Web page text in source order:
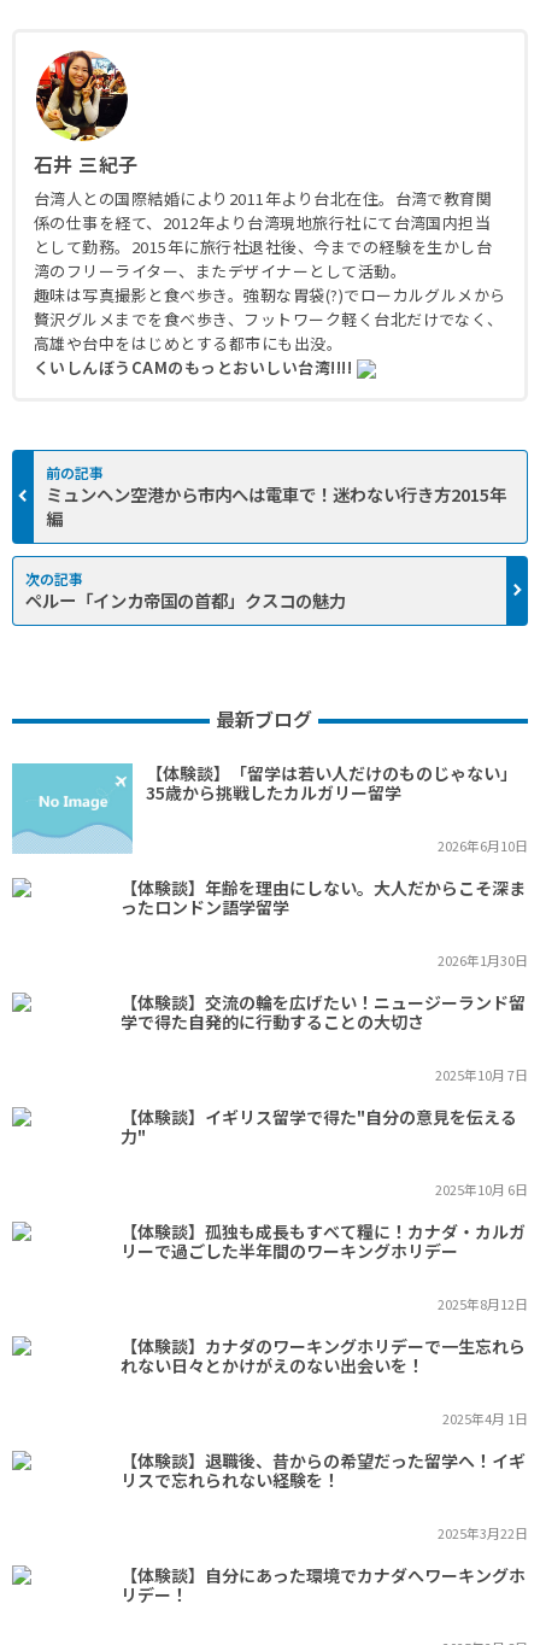
石井 三紀子
台湾人との国際結婚により2011年より台北在住。台湾で教育関
係の仕事を経て、2012年より台湾現地旅行社にて台湾国内担当
として勤務。2015年に旅行社退社後、今までの経験を生かし台
湾のフリーライター、またデザイナーとして活動。
趣味は写真撮影と食べ歩き。強靭な胃袋(?)でローカルグルメから
贅沢グルメまでを食べ歩き、フットワーク軽く台北だけでなく、
高雄や台中をはじめとする都市にも出没。
くいしんぼうCAMのもっとおいしい台湾!!!!
ミュンヘン空港から市内へは電車で！迷わない行き方2015年
編
ペルー「インカ帝国の首都」クスコの魅力
最新ブログ
【体験談】「留学は若い人だけのものじゃない」
35歳から挑戦したカルガリー留学
2026年6月10日
【体験談】年齢を理由にしない。大人だからこそ深ま
ったロンドン語学留学
2026年1月30日
【体験談】交流の輪を広げたい！ニュージーランド留
学で得た自発的に行動することの大切さ
2025年10月 7日
【体験談】イギリス留学で得た"自分の意見を伝える
力"
2025年10月 6日
【体験談】孤独も成長もすべて糧に！カナダ・カルガ
リーで過ごした半年間のワーキングホリデー
2025年8月12日
【体験談】カナダのワーキングホリデーで一生忘れら
れない日々とかけがえのない出会いを！
2025年4月 1日
【体験談】退職後、昔からの希望だった留学へ！イギ
リスで忘れられない経験を！
2025年3月22日
【体験談】自分にあった環境でカナダへワーキングホ
リデー！